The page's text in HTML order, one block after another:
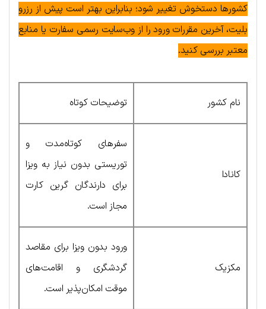
کشورها دستخوش تغییر شود؛ بنابراین بهتر است پیش از رزرو
بلیت، آخرین مقررات ورود را از وب‌سایت رسمی سفارت یا منابع
معتبر بررسی کنید.
نام کشور توضیحات کوتاه
کانادا
سفرهای کوتاه‌مدت و
توریستی بدون نیاز به ویزا
برای دارندگان گرین کارت
مجاز است.
مکزیک
ورود بدون ویزا برای مقاصد
گردشگری و اقامت‌های
موقت امکان‌پذیر است.